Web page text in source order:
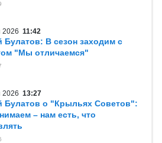
2026 11:42
Булатов: В сезон заходим с
"Мы отличаемся"
2026 13:27
Булатов о "Крыльях Советов":
– нам есть, что